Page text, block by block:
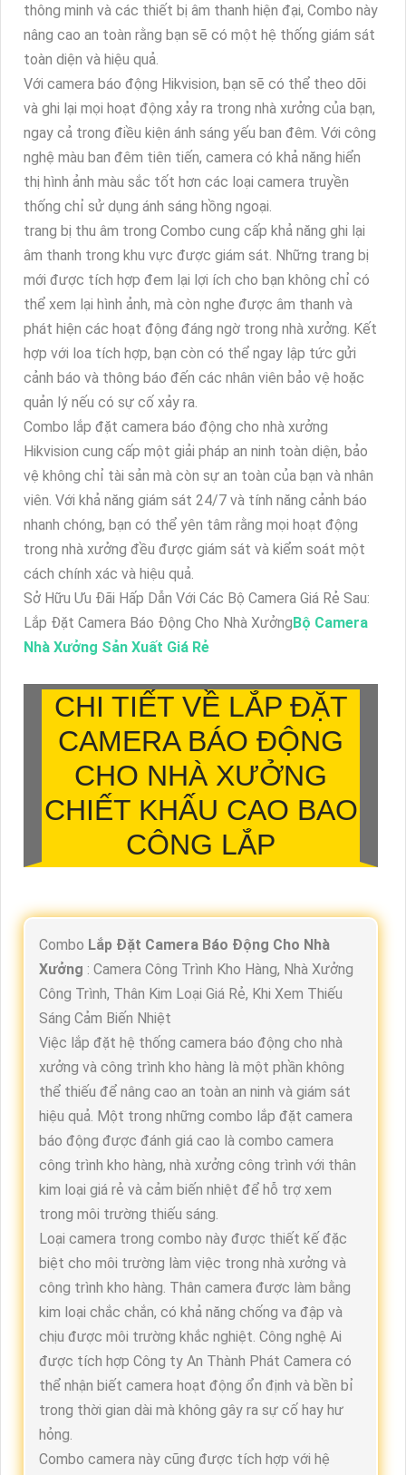
thông minh và các thiết bị âm thanh hiện đại, Combo này
nâng cao an toàn rằng bạn sẽ có một hệ thống giám sát
toàn diện và hiệu quả.
Với camera báo động Hikvision, bạn sẽ có thể theo dõi
và ghi lại mọi hoạt động xảy ra trong nhà xưởng của bạn,
ngay cả trong điều kiện ánh sáng yếu ban đêm. Với công
nghệ màu ban đêm tiên tiến, camera có khả năng hiển
thị hình ảnh màu sắc tốt hơn các loại camera truyền
thống chỉ sử dụng ánh sáng hồng ngoại.
trang bị thu âm trong Combo cung cấp khả năng ghi lại
âm thanh trong khu vực được giám sát. Những trang bị
mới được tích hợp đem lại lợi ích cho bạn không chỉ có
thể xem lại hình ảnh, mà còn nghe được âm thanh và
phát hiện các hoạt động đáng ngờ trong nhà xưởng. Kết
hợp với loa tích hợp, bạn còn có thể ngay lập tức gửi
cảnh báo và thông báo đến các nhân viên bảo vệ hoặc
quản lý nếu có sự cố xảy ra.
Combo lắp đặt camera báo động cho nhà xưởng
Hikvision cung cấp một giải pháp an ninh toàn diện, bảo
vệ không chỉ tài sản mà còn sự an toàn của bạn và nhân
viên. Với khả năng giám sát 24/7 và tính năng cảnh báo
nhanh chóng, bạn có thể yên tâm rằng mọi hoạt động
trong nhà xưởng đều được giám sát và kiểm soát một
cách chính xác và hiệu quả.
Sở Hữu Ưu Đãi Hấp Dẫn Với Các Bộ Camera Giá Rẻ Sau:
Lắp Đặt Camera Báo Động Cho Nhà XưởngBộ Camera
Nhà Xưởng Sản Xuất Giá Rẻ
CHI TIẾT VỀ LẮP ĐẶT
CAMERA BÁO ĐỘNG
CHO NHÀ XƯỞNG
CHIẾT KHẤU CAO BAO
CÔNG LẮP
Combo Lắp Đặt Camera Báo Động Cho Nhà
Xưởng : Camera Công Trình Kho Hàng, Nhà Xưởng
Công Trình, Thân Kim Loại Giá Rẻ, Khi Xem Thiếu
Sáng Cảm Biến Nhiệt
Việc lắp đặt hệ thống camera báo động cho nhà
xưởng và công trình kho hàng là một phần không
thể thiếu để nâng cao an toàn an ninh và giám sát
hiệu quả. Một trong những combo lắp đặt camera
báo động được đánh giá cao là combo camera
công trình kho hàng, nhà xưởng công trình với thân
kim loại giá rẻ và cảm biến nhiệt để hỗ trợ xem
trong môi trường thiếu sáng.
Loại camera trong combo này được thiết kế đặc
biệt cho môi trường làm việc trong nhà xưởng và
công trình kho hàng. Thân camera được làm bằng
kim loại chắc chắn, có khả năng chống va đập và
chịu được môi trường khắc nghiệt. Công nghệ Ai
được tích hợp Công ty An Thành Phát Camera có
thể nhận biết camera hoạt động ổn định và bền bỉ
trong thời gian dài mà không gây ra sự cố hay hư
hỏng.
Combo camera này cũng được tích hợp với hệ